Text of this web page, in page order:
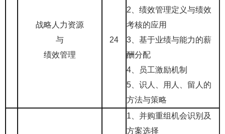
战略人力资源
与
绩效管理
24
2、绩效管理定义与绩效
考核的应用
3、基于业绩与能力的薪
酬分配
4、员工激励机制
5、识人、用人、留人的
方法与策略
1、 并购重组机会识别及
方案选择